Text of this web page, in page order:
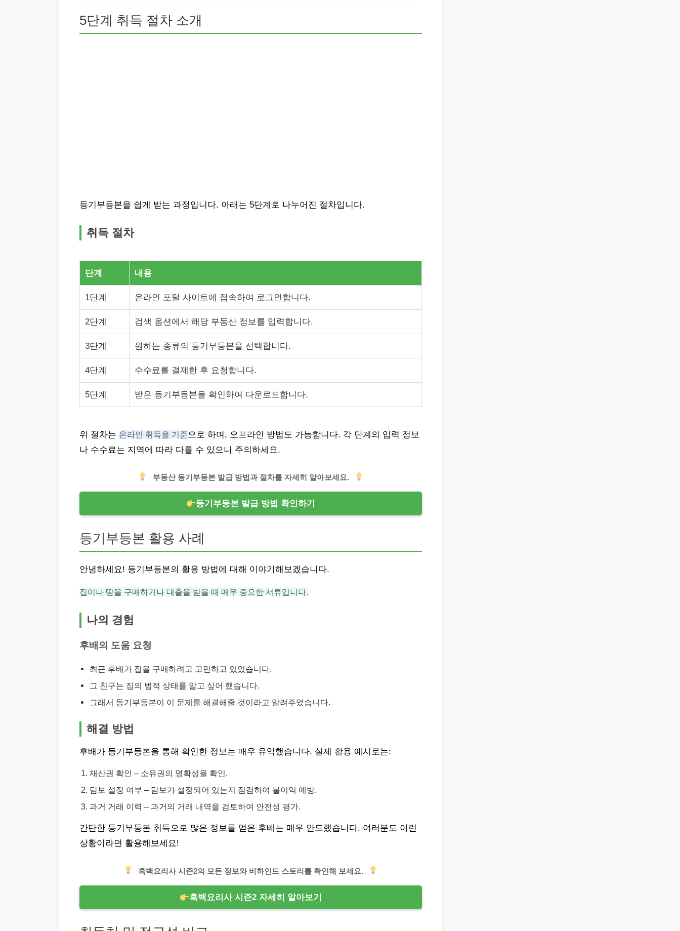
5단계 취득 절차 소개
등기부등본을 쉽게 받는 과정입니다. 아래는 5단계로 나누어진 절차입니다.
취득 절차
단계 내용
1단계 온라인 포털 사이트에 접속하여 로그인합니다.
2단계 검색 옵션에서 해당 부동산 정보를 입력합니다.
3단계 원하는 종류의 등기부등본을 선택합니다.
4단계 수수료를 결제한 후 요청합니다.
5단계 받은 등기부등본을 확인하여 다운로드합니다.
위 절차는 온라인 취득을 기준으로 하며, 오프라인 방법도 가능합니다. 각 단계의 입력 정보
나 수수료는 지역에 따라 다를 수 있으니 주의하세요.
부동산 등기부등본 발급 방법과 절차를 자세히 알아보세요.
등기부등본 발급 방법 확인하기
등기부등본 활용 사례
안녕하세요! 등기부등본의 활용 방법에 대해 이야기해보겠습니다.
집이나 땅을 구매하거나 대출을 받을 때 매우 중요한 서류입니다.
나의 경험
후배의 도움 요청
최근 후배가 집을 구매하려고 고민하고 있었습니다.
그 친구는 집의 법적 상태를 알고 싶어 했습니다.
그래서 등기부등본이 이 문제를 해결해줄 것이라고 알려주었습니다.
해결 방법
후배가 등기부등본을 통해 확인한 정보는 매우 유익했습니다. 실제 활용 예시로는:
재산권 확인 – 소유권의 명확성을 확인.
담보 설정 여부 – 담보가 설정되어 있는지 점검하여 불이익 예방.
과거 거래 이력 – 과거의 거래 내역을 검토하여 안전성 평가.
간단한 등기부등본 취득으로 많은 정보를 얻은 후배는 매우 안도했습니다. 여러분도 이런
상황이라면 활용해보세요!
흑백요리사 시즌2의 모든 정보와 비하인드 스토리를 확인해 보세요.
흑백요리사 시즌2 자세히 알아보기